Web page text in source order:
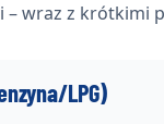
wraz z krótkimi
LPG)